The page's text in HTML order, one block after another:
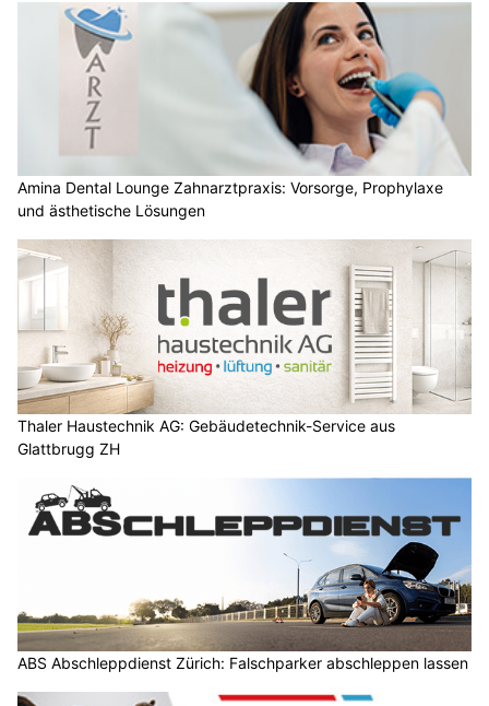
Amina Dental Lounge Zahnarztpraxis: Vorsorge, Prophylaxe
und ästhetische Lösungen
Thaler Haustechnik AG: Gebäudetechnik-Service aus
Glattbrugg ZH
ABS Abschleppdienst Zürich: Falschparker abschleppen lassen